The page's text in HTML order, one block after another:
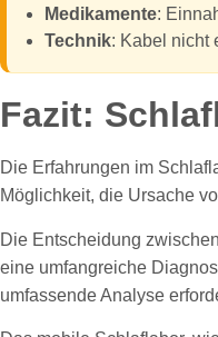
Medikamente:
Technik: Kabel nicht
Fazit:
Die Erfahrungen im
Möglichkeit, die Ursache
Die Entscheidung
eine umfangreiche
umfassende Analyse